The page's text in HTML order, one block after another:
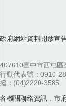
政府網站資料開放宣
407610臺中市西屯
行動代表號：0910-
撥：(04)2220-3585
各機關聯絡資訊 ， 市